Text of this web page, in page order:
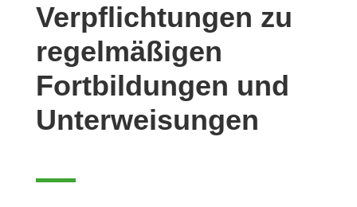
Verpflichtungen zu
regelmäßigen
Fortbildungen und
Unterweisungen